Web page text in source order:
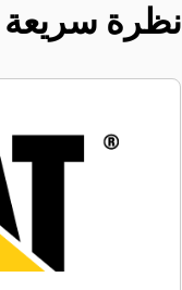
نظرة